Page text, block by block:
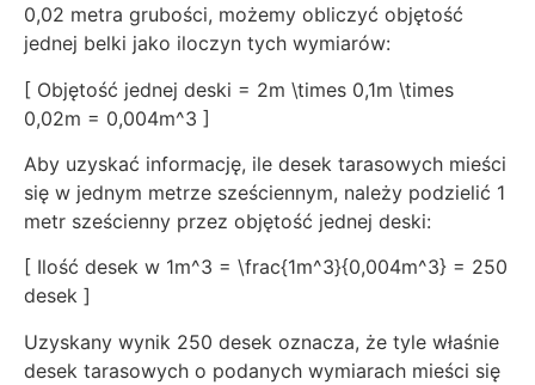
0,02 metra grubości, możemy obliczyć objętość
jednej belki jako iloczyn tych wymiarów:
[ Objętość jednej deski = 2m \times 0,1m \times
0,02m = 0,004m^3 ]
Aby uzyskać informację, ile desek tarasowych mieści
się w jednym metrze sześciennym, należy podzielić 1
metr sześcienny przez objętość jednej deski:
[ Ilość desek w 1m^3 = \frac{1m^3}{0,004m^3} = 250
desek ]
Uzyskany wynik 250 desek oznacza, że tyle właśnie
desek tarasowych o podanych wymiarach mieści się